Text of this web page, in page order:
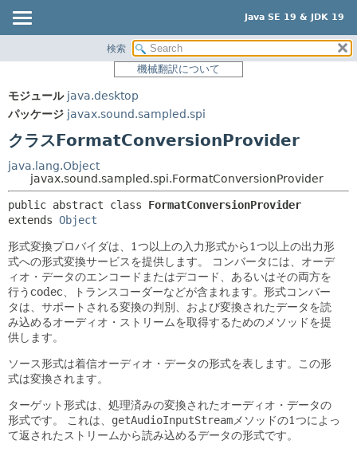
Java SE 19 & JDK 19
パッケージ
使用
ツリー
プレビュー
新規
非推奨
索引
ヘルプ
サマリー:
ネスト済
メソッド
詳細:
フィールド
メソッド
検索
機械翻訳について
モジュール java.desktop
パッケージ javax.sound.sampled.spi
クラスFormatConversionProvider
java.lang.Object
javax.sound.sampled.spi.FormatConversionProvider
public abstract class FormatConversionProvider
extends Object
形式変換プロバイダは、1つ以上の入力形式から1つ以上の出力形
式への形式変換サービスを提供します。
コンバータには、オーデ
ィオ・データのエンコードまたはデコード、あるいはその両方を
行うcodec、トランスコーダーなどが含まれます。形式コンバー
タは、サポートされる変換の判別、および変換されたデータを読
み込めるオーディオ・ストリームを取得するためのメソッドを提
供します。
ソース形式は着信オーディオ・データの形式を表します。この形
式は変換されます。
ターゲット形式は、処理済みの変換されたオーディオ・データの
形式です。
これは、 getAudioInputStream メソッドの1つによっ
て返されたストリームから読み込めるデータの形式です。